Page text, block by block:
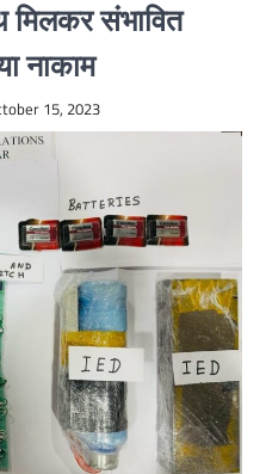
संभावित
नाकाम
15, 2023